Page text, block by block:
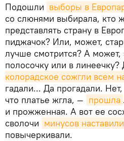
Подошли выборы в
со слюнями выбирала, кто
представлять страну в
пиджачок? Или, может,
лучше смотрится? А может,
полосочку или в линеечку?
колорадское сожгли всем
гадали... Да прогадали.
что платье жгла, — прошла
и прожженная. А вот ее
сволочи минусов наставили
повычеркивали.